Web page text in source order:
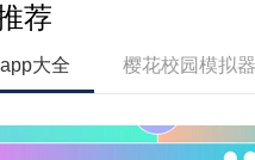
荐
大全 樱花校园模拟